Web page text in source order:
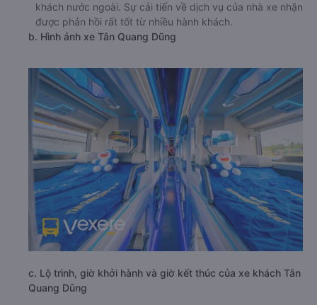
khách nước ngoài. Sự cải tiến về dịch vụ của nhà xe nhận
được phản hồi rất tốt từ nhiều hành khách.
b. Hình ảnh xe Tân Quang Dũng
c. Lộ trình, giờ khởi hành và giờ kết thúc của xe khách Tân
Quang Dũng